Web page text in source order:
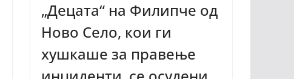
„Децата“ на Филипче од
Ново Село, кои ги
хушкаше за правење